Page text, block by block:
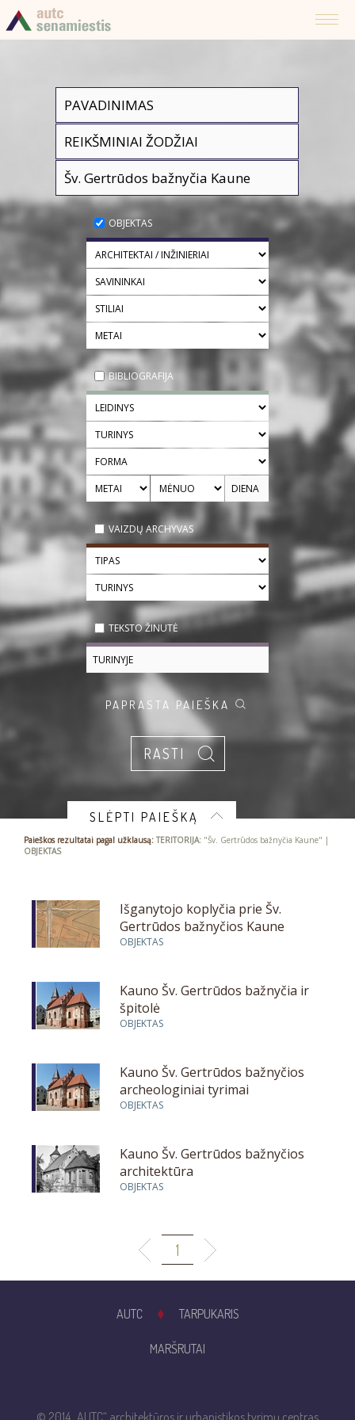
OBJEKTAS
BIBLIOGRAFIJA
VAIZDŲ ARCHYVAS
TEKSTO ŽINUTĖ
PAPRASTA PAIEŠKA
SLĖPTI PAIEŠKĄ
Paieškos rezultatai pagal užklausą: TERITORIJA: "Šv. Gertrūdos bažnyčia Kaune" |
OBJEKTAS
Išganytojo koplyčia prie Šv.
Gertrūdos bažnyčios Kaune
OBJEKTAS
Kauno Šv. Gertrūdos bažnyčia ir
špitolė
OBJEKTAS
Kauno Šv. Gertrūdos bažnyčios
archeologiniai tyrimai
OBJEKTAS
Kauno Šv. Gertrūdos bažnyčios
architektūra
OBJEKTAS
1
AUTC TARPUKARIS
MARŠRUTAI
© 2014 „AUTC“ architektūros ir urbanistikos tyrimų centras